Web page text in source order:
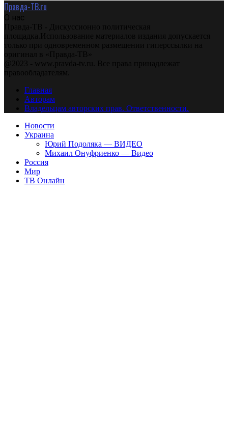
Правда-ТВ.ru
О нас
Правда-ТВ - Дискуссионно политическая
площадка.Использование материалов издания допускается
только при одновременном размещении гиперссылки на
оригинал в «Правда-ТВ»
@2023 - www.pravda-tv.ru. Все права принадлежат
правообладателям.
Главная
Авторам
Владельцам авторских прав. Ответственности.
Новости
Украина
Юрий Подоляка — ВИДЕО
Михаил Онуфриенко — Видео
Россия
Мир
ТВ Онлайн